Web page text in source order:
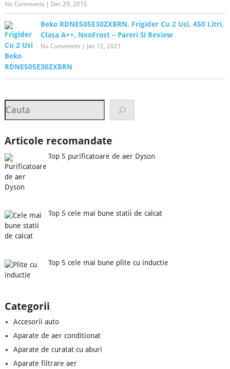
No Comments| Dec 29, 2016
Beko RDNE505E30ZXBRN, Frigider Cu 2 Usi, 450 Litri,
Clasa A++, NeoFrost – Pareri Si Review
No Comments| Jan 12, 2021
Search
Articole recomandate
Top 5 purificatoare de aer Dyson
Top 5 cele mai bune statii de calcat
Top 5 cele mai bune plite cu inductie
Categorii
Accesorii auto
Aparate de aer conditionat
Aparate de curatat cu aburi
Aparate filtrare aer